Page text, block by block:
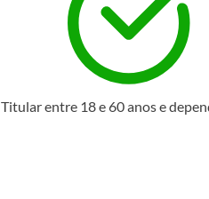
Titular entre 18 e 60 anos e